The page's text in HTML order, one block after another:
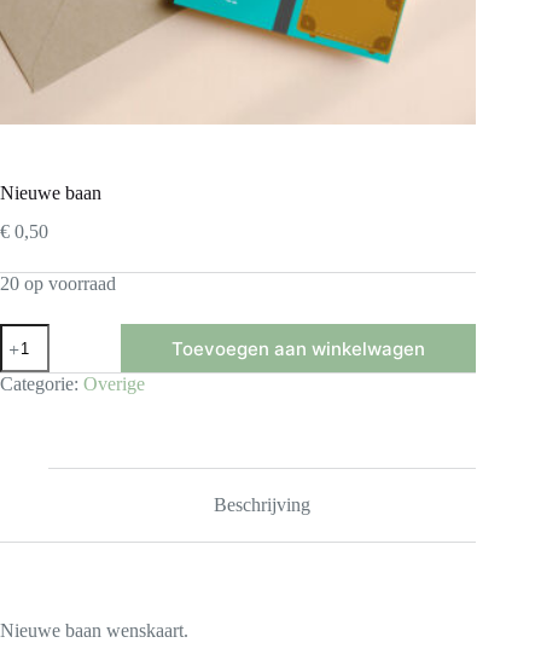
Nieuwe baan
€ 0,50
20 op voorraad
Nieuwe
baan
aantal
Toevoegen aan winkelwagen
Categorie: Overige
Beschrijving
Nieuwe baan wenskaart.